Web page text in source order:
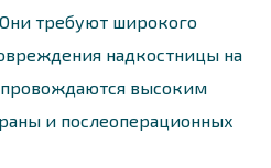
требуют широкого
надкостницы на
высоким
и послеоперационных